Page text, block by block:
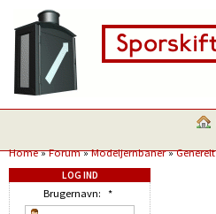
Home»Forum»Modeljernbaner»Generelt
LOG IND
Brugernavn: *